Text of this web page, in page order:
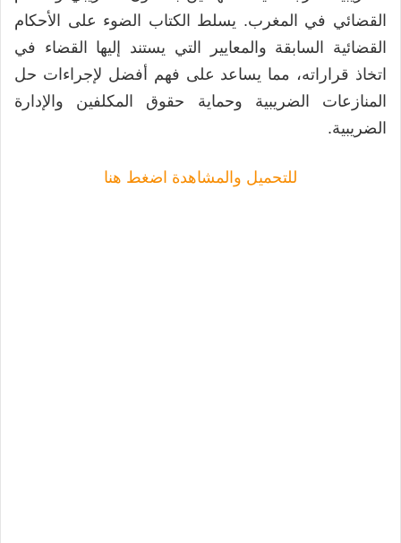
القضائي في المغرب. يسلط الكتاب الضوء على الأحكام
القضائية السابقة والمعايير التي يستند إليها القضاء في
اتخاذ قراراته، مما يساعد على فهم أفضل لإجراءات حل
المنازعات الضريبية وحماية حقوق المكلفين والإدارة
الضريبية.
للتحميل والمشاهدة اضغط هنا